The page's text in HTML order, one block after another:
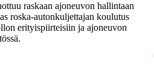
raskaan ajoneuvon hallintaan
roska-autonkuljettajan koulutus
erityispiirteisiin ja ajoneuvon